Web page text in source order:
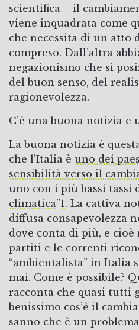
scientifica – il
viene inquadrata come
che necessita di un atto
compreso. Dall’altra
negazionismo che si
del buon senso, del
ragionevolezza.
C’è una buona notizia e
La buona notizia è
che l’Italia è uno dei
sensibilità verso il
uno con i più bassi tassi
climatica”1 . La cattiva
diffusa consapevolezza
dove conta di più, e
partiti e le correnti
“ambientalista” in Italia
mai. Come è possibile?
racconta che quasi tutti
benissimo cos’è il
sanno che è un